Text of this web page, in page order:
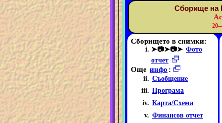
Сборище на
Сборището в снимки:
➤📷➤📷➤ Фото
отчет
Още инфо :
Съобщение
Програма
Карта/Схема
Финансов отчет